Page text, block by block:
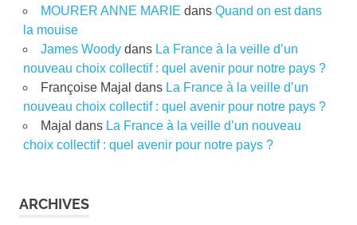
MOURER ANNE MARIE dans Quand on est dans
la mouise
James Woodydans La France à la veille d’un
nouveau choix collectif : quel avenir pour notre pays ?
Françoise Majal dans La France à la veille d’un
nouveau choix collectif : quel avenir pour notre pays ?
Majal dans La France à la veille d’un nouveau
choix collectif : quel avenir pour notre pays ?
ARCHIVES